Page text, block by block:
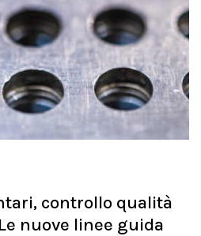
controllo qualità
nuove linee guida